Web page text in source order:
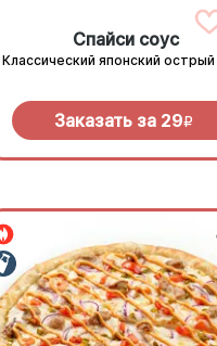
Спайси соус
Классический японский
Заказать за 29R